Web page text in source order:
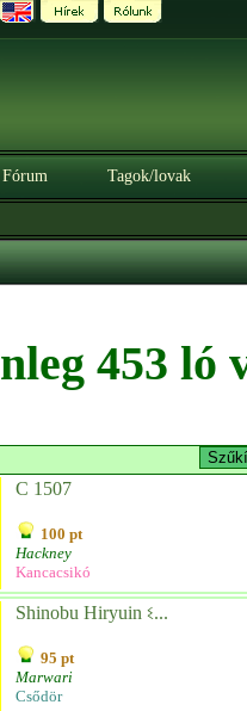
Fórum Tagok/lovak
453 ló
C 1507
100 pt
Hackney
Kancacsikó
Shinobu Hiryuin ଽ...
95 pt
Marwari
Csődör